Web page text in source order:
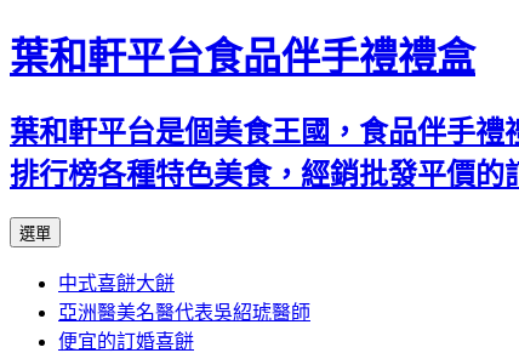
葉和軒平台食品伴手禮禮盒
葉和軒平台是個美食王國，食品伴手
排行榜各種特色美食，經銷批發平價的
選單
內
容
中式喜餅大餅
亞洲醫美名醫代表吳紹琥醫師
便宜的訂婚喜餅